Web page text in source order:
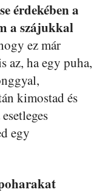
érdekében a
a szájukkal
ez már
az, ha egy puha,
kimostad és
egy